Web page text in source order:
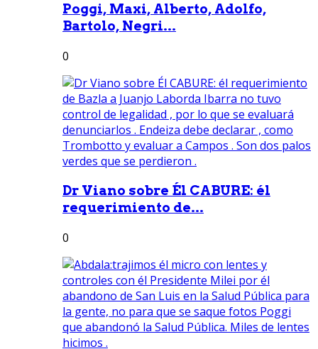
Poggi, Maxi, Alberto, Adolfo,
Bartolo, Negri...
0
Dr Viano sobre Él CABURE: él
requerimiento de...
0